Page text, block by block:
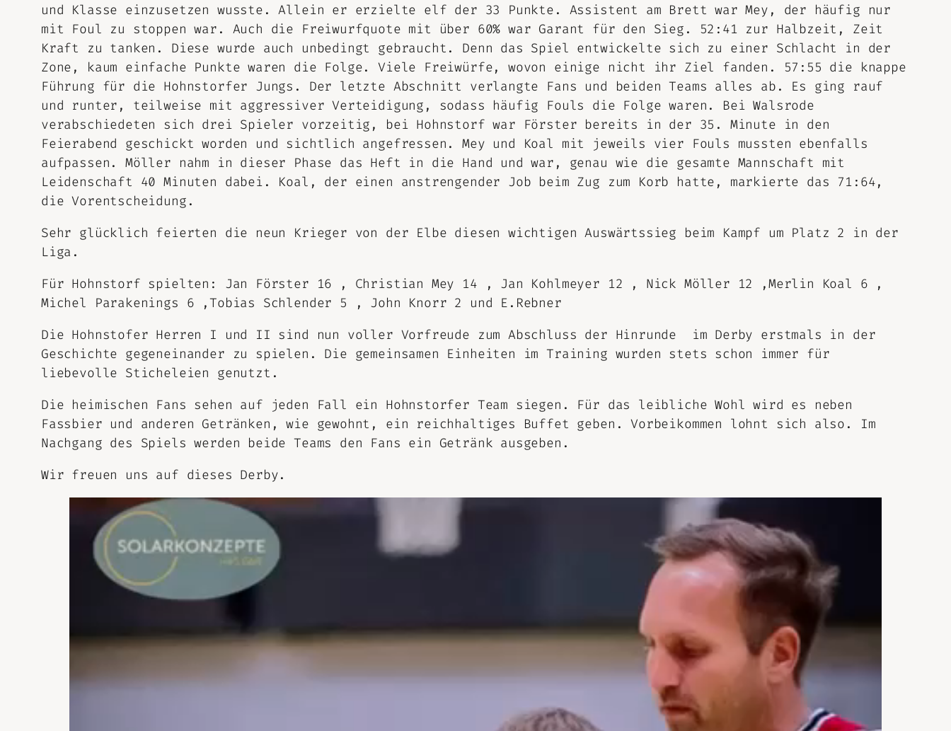
und Klasse einzusetzen wusste. Allein er erzielte elf der 33 Punkte. Assistent am Brett war Mey, der häufig nur
mit Foul zu stoppen war. Auch die Freiwurfquote mit über 60% war Garant für den Sieg. 52:41 zur Halbzeit, Zeit
Kraft zu tanken. Diese wurde auch unbedingt gebraucht. Denn das Spiel entwickelte sich zu einer Schlacht in der
Zone, kaum einfache Punkte waren die Folge. Viele Freiwürfe, wovon einige nicht ihr Ziel fanden. 57:55 die knappe
Führung für die Hohnstorfer Jungs. Der letzte Abschnitt verlangte Fans und beiden Teams alles ab. Es ging rauf
und runter, teilweise mit aggressiver Verteidigung, sodass häufig Fouls die Folge waren. Bei Walsrode
verabschiedeten sich drei Spieler vorzeitig, bei Hohnstorf war Förster bereits in der 35. Minute in den
Feierabend geschickt worden und sichtlich angefressen. Mey und Koal mit jeweils vier Fouls mussten ebenfalls
aufpassen. Möller nahm in dieser Phase das Heft in die Hand und war, genau wie die gesamte Mannschaft mit
Leidenschaft 40 Minuten dabei. Koal, der einen anstrengender Job beim Zug zum Korb hatte, markierte das 71:64,
die Vorentscheidung.
Sehr glücklich feierten die neun Krieger von der Elbe diesen wichtigen Auswärtssieg beim Kampf um Platz 2 in der
Liga.
Für Hohnstorf spielten: Jan Förster 16 , Christian Mey 14 , Jan Kohlmeyer 12 , Nick Möller 12 ,Merlin Koal 6 ,
Michel Parakenings 6 ,Tobias Schlender 5 , John Knorr 2 und E.Rebner
Die Hohnstofer Herren I und II sind nun voller Vorfreude zum Abschluss der Hinrunde im Derby erstmals in der
Geschichte gegeneinander zu spielen. Die gemeinsamen Einheiten im Training wurden stets schon immer für
liebevolle Sticheleien genutzt.
Die heimischen Fans sehen auf jeden Fall ein Hohnstorfer Team siegen. Für das leibliche Wohl wird es neben
Fassbier und anderen Getränken, wie gewohnt, ein reichhaltiges Buffet geben. Vorbeikommen lohnt sich also. Im
Nachgang des Spiels werden beide Teams den Fans ein Getränk ausgeben.
Wir freuen uns auf dieses Derby.